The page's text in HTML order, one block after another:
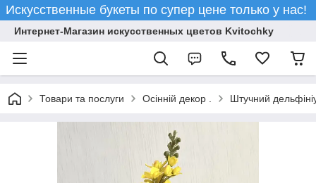
Искусственные букеты по супер цене только у нас!
Интернет-Магазин искусственных цветов Kvitochky
Товари та послуги Осінній декор . Штучний